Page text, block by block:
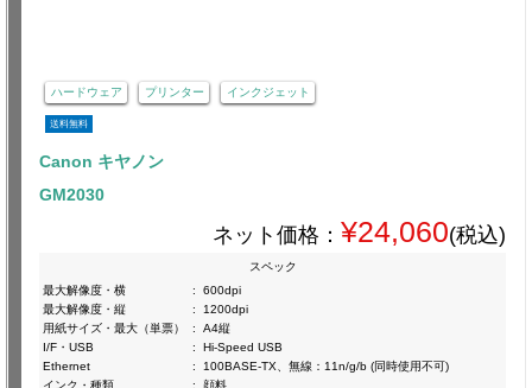
ハードウェア プリンター インクジェット
送料無料
Canon キヤノン
GM2030
ネット価格： ¥24,060(税込)
スペック
最大解像度・横
:
600dpi
最大解像度・縦
:
1200dpi
用紙サイズ・最大（単票）
:
A4縦
I/F・USB
:
Hi-Speed USB
Ethernet
:
100BASE-TX、無線：11n/g/b (同時使用不可)
インク・種類
:
顔料